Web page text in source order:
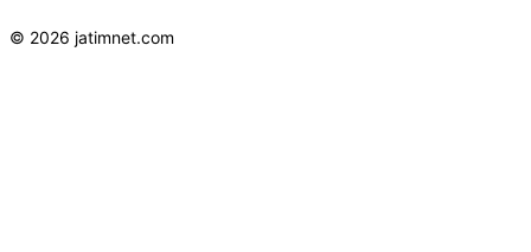
© 2026 jatimnet.com